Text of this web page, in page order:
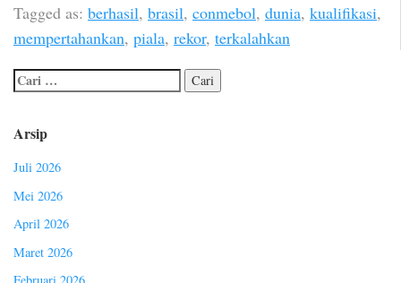
Tagged as: berhasil, brasil, conmebol, dunia, kualifikasi,
mempertahankan, piala, rekor, terkalahkan
Arsip
Juli 2026
Mei 2026
April 2026
Maret 2026